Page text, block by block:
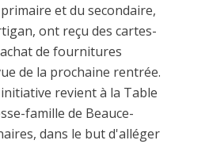
et du secondaire,
ont reçu des cartes-
de fournitures
de la prochaine rentrée.
revient à la Table
famille de Beauce-
dans le but d'alléger